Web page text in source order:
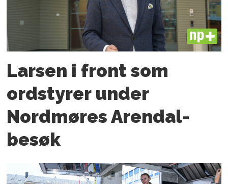
PLUS
Larsen i front som
ordstyrer under
Nordmøres Arendal-
besøk